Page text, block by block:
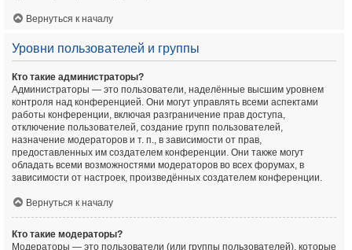
Вернуться к началу
Уровни пользователей и группы
Кто такие администраторы?
Администраторы — это пользователи, наделённые высшим уровнем
контроля над конференцией. Они могут управлять всеми аспектами
работы конференции, включая разграничение прав доступа,
отключение пользователей, создание групп пользователей,
назначение модераторов и т. п., в зависимости от прав,
предоставленных им создателем конференции. Они также могут
обладать всеми возможностями модераторов во всех форумах, в
зависимости от настроек, произведённых создателем конференции.
Вернуться к началу
Кто такие модераторы?
Модераторы — это пользователи (или группы пользователей), которые